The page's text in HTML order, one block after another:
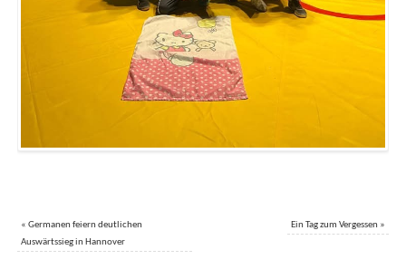
« Germanen feiern deutlichen
Auswärtssieg in Hannover
Ein Tag zum Vergessen »